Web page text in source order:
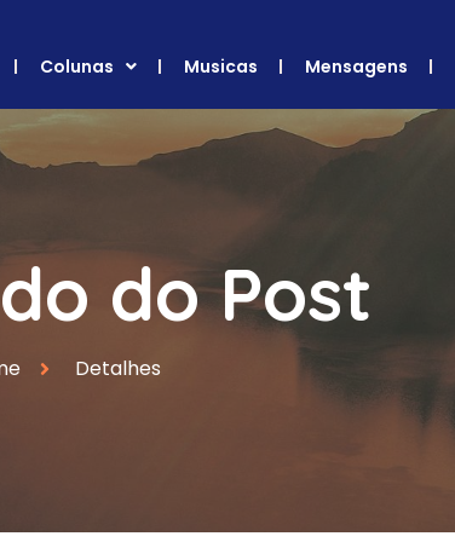
Colunas Musicas Mensagens
do Post
Detalhes